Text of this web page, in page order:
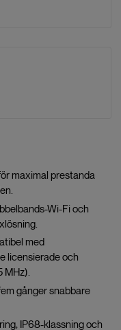
maximal prestanda
Wi-Fi och
med
licensierade och
MHz).
gånger snabbare
IP68-klassning och